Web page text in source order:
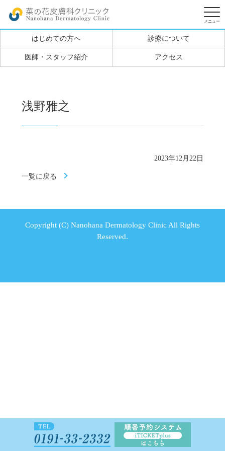
はじめての方へ 診療について
医師・スタッフ紹介 アクセス
浅野雅之
2023年12月22日
一覧に戻る
Copyright (C) Nanohana Dermatology Clinic All Rights
Reserved.